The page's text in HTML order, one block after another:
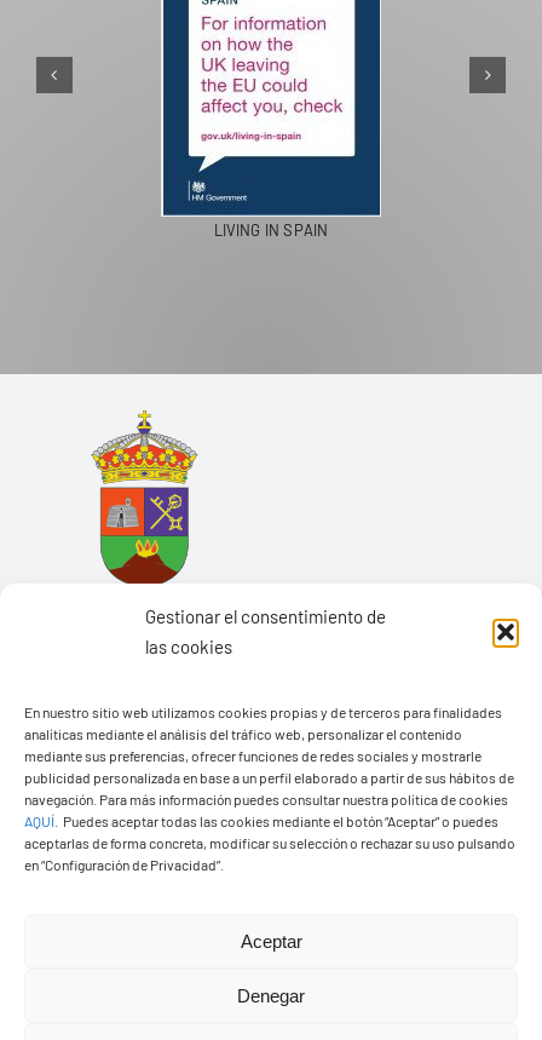
Gestionar el consentimiento de
las cookies
En nuestro sitio web utilizamos cookies propias y de terceros para finalidades
analíticas mediante el análisis del tráfico web, personalizar el contenido
mediante sus preferencias, ofrecer funciones de redes sociales y mostrarle
publicidad personalizada en base a un perfil elaborado a partir de sus hábitos de
navegación. Para más información puedes consultar nuestra política de cookies
AQUÍ
Puedes aceptar todas las cookies mediante el botón “Aceptar” o puedes
aceptarlas de forma concreta, modificar su selección o rechazar su uso pulsando
en “Configuración de Privacidad”.
Aceptar
Denegar
PASEOS EN CAMELLO
Ayuntamiento de Yaiza
Pza. de Los Remedios, 1
35570 – Yaiza
Tel:928 83 62 20
© Copyright2026 Ayuntamiento de Yaiza - Todos los